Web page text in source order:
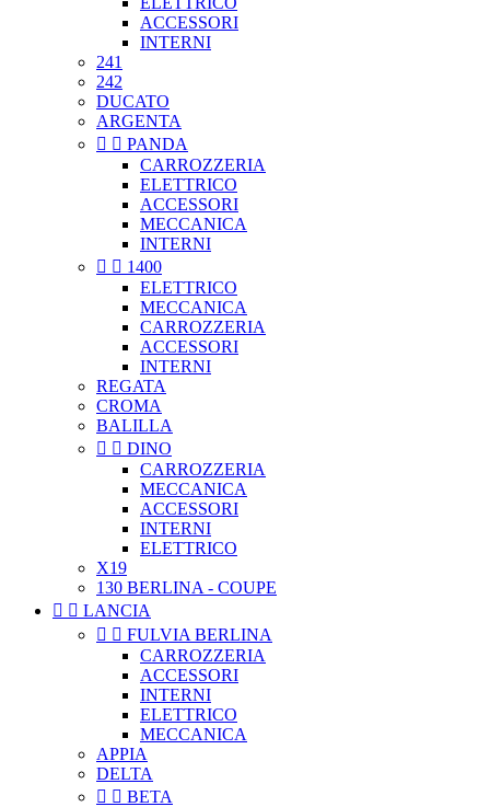
ACCESSORI
INTERNI
241
242
DUCATO
ARGENTA
  PANDA
CARROZZERIA
ELETTRICO
ACCESSORI
MECCANICA
INTERNI
  1400
ELETTRICO
MECCANICA
CARROZZERIA
ACCESSORI
INTERNI
REGATA
CROMA
BALILLA
  DINO
CARROZZERIA
MECCANICA
ACCESSORI
INTERNI
ELETTRICO
X19
130 BERLINA - COUPE
  LANCIA
  FULVIA BERLINA
CARROZZERIA
ACCESSORI
INTERNI
ELETTRICO
MECCANICA
APPIA
DELTA
  BETA